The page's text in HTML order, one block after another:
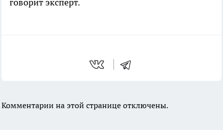
говорит эксперт.
Комментарии на этой странице отключены.